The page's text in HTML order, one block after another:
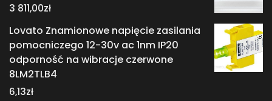
3 811,00zł
Lovato Znamionowe napięcie zasilania
pomocniczego 12-30v ac 1nm IP20
odporność na wibracje czerwone
8LM2TLB4
6,13zł